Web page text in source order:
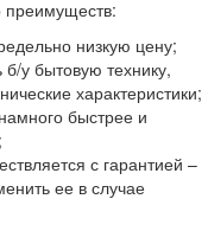
преимуществ:
низкую цену;
б/у бытовую технику,
характеристики;
быстрее и
с гарантией –
ее в случае